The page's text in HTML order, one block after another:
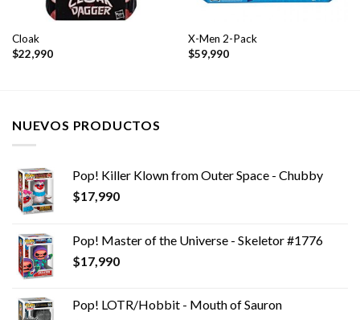
Cloak
$22,990
X-Men 2-Pack
$59,990
NUEVOS PRODUCTOS
Pop! Killer Klown from Outer Space - Chubby
$17,990
Pop! Master of the Universe - Skeletor #1776
$17,990
Pop! LOTR/Hobbit - Mouth of Sauron